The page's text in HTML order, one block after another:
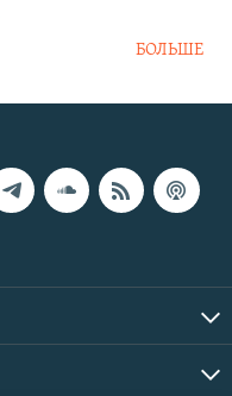
БОЛЬШЕ